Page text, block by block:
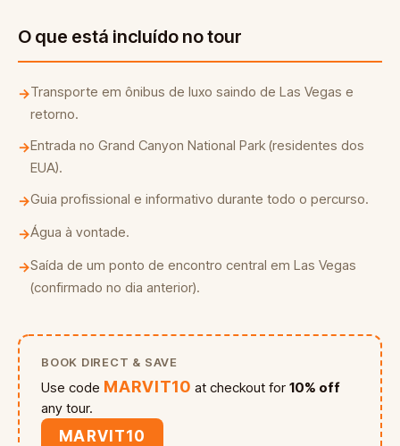
O que está incluído no tour
→Transporte em ônibus de luxo saindo de Las Vegas e
retorno.
→Entrada no Grand Canyon National Park (residentes dos
EUA).
→Guia profissional e informativo durante todo o percurso.
→Água à vontade.
→Saída de um ponto de encontro central em Las Vegas
(confirmado no dia anterior).
BOOK DIRECT & SAVE
Use code MARVIT10 at checkout for10% off
any tour.
MARVIT10